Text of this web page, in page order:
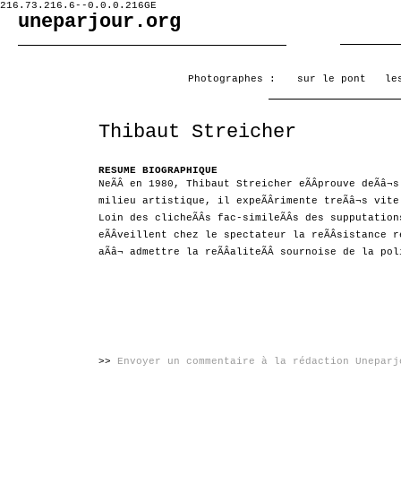
216.73.216.6--0.0.0.216GE
uneparjour.org
Photographes : sur le pont
Thibaut Streicher
RESUME BIOGRAPHIQUE
NeÃÂ en 1980, Thibaut Streicher eÃÂprouve
milieu artistique, il expeÃÂrimente treÃâ¬s
Loin des clicheÃÂs fac-simileÃÂs des
eÃÂveillent chez le spectateur la reÃÂsistance
aÃâ¬ admettre la reÃÂaliteÃÂ sournoise de
>> Envoyer un commentaire à la rédaction